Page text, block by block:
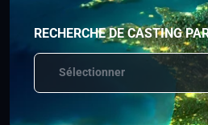
RECHERCHE DE CASTING
Sélectionner